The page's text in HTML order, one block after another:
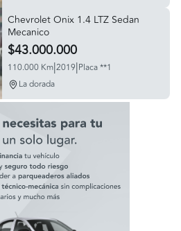
Chevrolet Onix 1.4 LTZ Sedan
Mecanico
$43.000.000
110.000 Km|2019|Placa **1
La dorada